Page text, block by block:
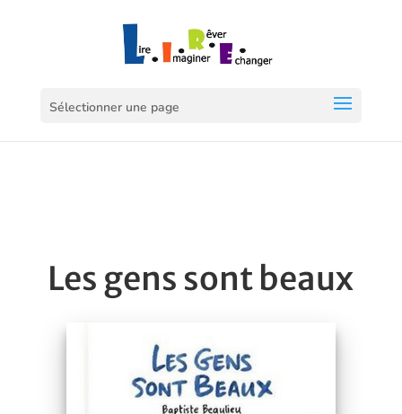
Sélectionner une page
Les gens sont beaux